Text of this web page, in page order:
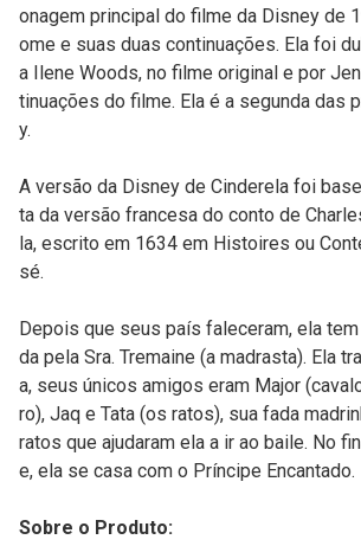
onagem principal do filme da Disney de
ome e suas duas continuações. Ela foi
a Ilene Woods, no filme original e por
tinuações do filme. Ela é a segunda das
y.
A versão da Disney de Cinderela foi
ta da versão francesa do conto de
la, escrito em 1634 em Histoires ou
sé.
Depois que seus país faleceram, ela
da pela Sra. Tremaine (a madrasta). Ela
a, seus únicos amigos eram Major
ro), Jaq e Tata (os ratos), sua fada
ratos que ajudaram ela a ir ao baile. No
e, ela se casa com o Príncipe Encantado.
Sobre o Produto: